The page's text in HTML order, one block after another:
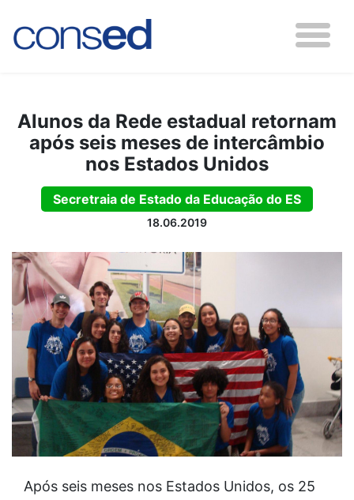
Alunos da Rede estadual retornam
após seis meses de intercâmbio
nos Estados Unidos
Secretraia de Estado da Educação do ES
18.06.2019
Após seis meses nos Estados Unidos, os 25